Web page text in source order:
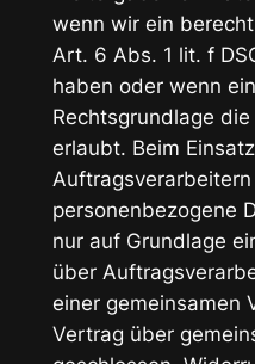
wenn wir ein
Art. 6 Abs. 1 lit. f
haben oder wenn
Rechtsgrundlage
erlaubt. Beim
personenbezogene
nur auf Grundlage
über
einer gemeinsamen
Vertrag über